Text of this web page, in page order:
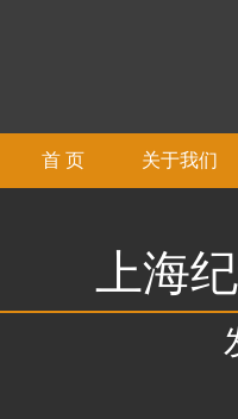
首 页 关于我们
上海